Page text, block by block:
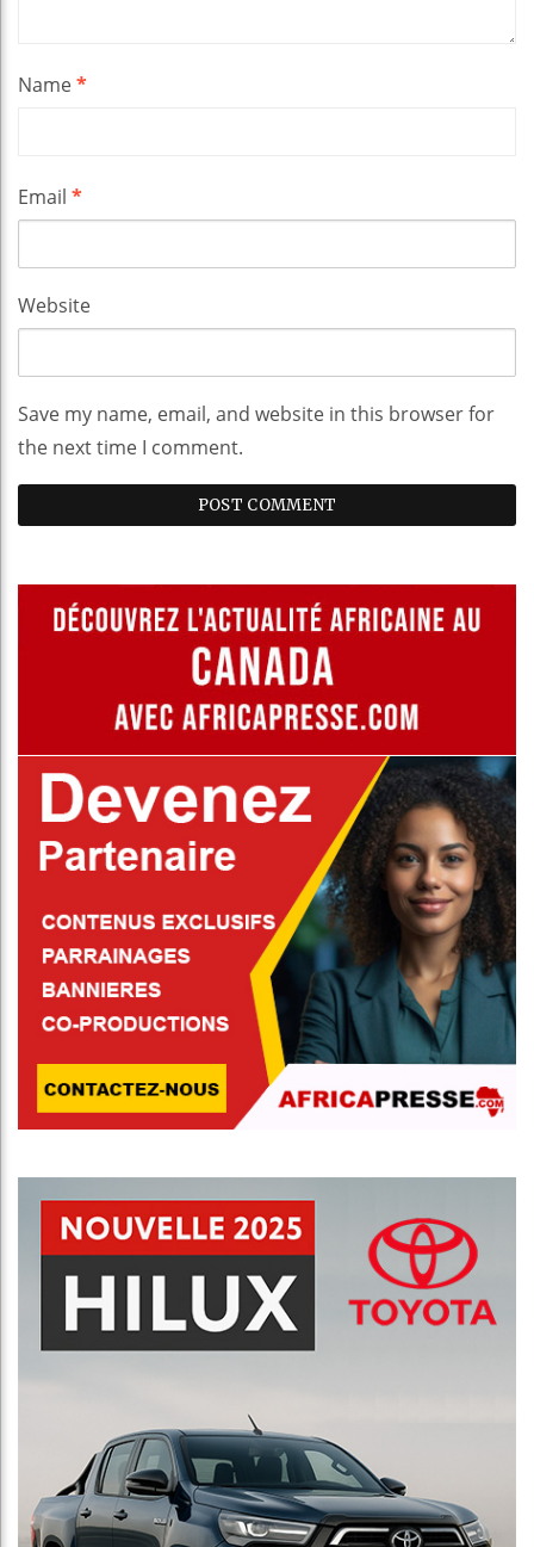
Name*
Email *
Website
Save my name, email, and website in this browser for
the next time I comment.